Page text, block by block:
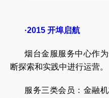
·2015 开埠启航
烟台金服服务中心作
断探索和实践中进行运营。
服务三类会员：金融